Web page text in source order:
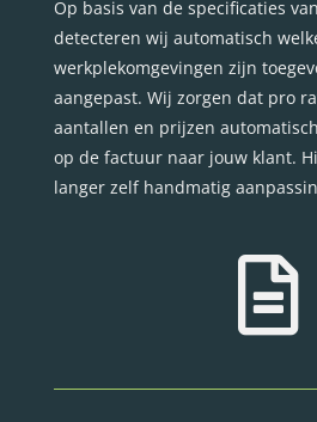
Op basis van de specificaties
detecteren wij automatisch
werkplekomgevingen zijn
aangepast. Wij zorgen dat pro
aantallen en prijzen
op de factuur naar jouw klant.
langer zelf handmatig
